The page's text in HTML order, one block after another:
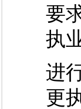
要
执
进
更